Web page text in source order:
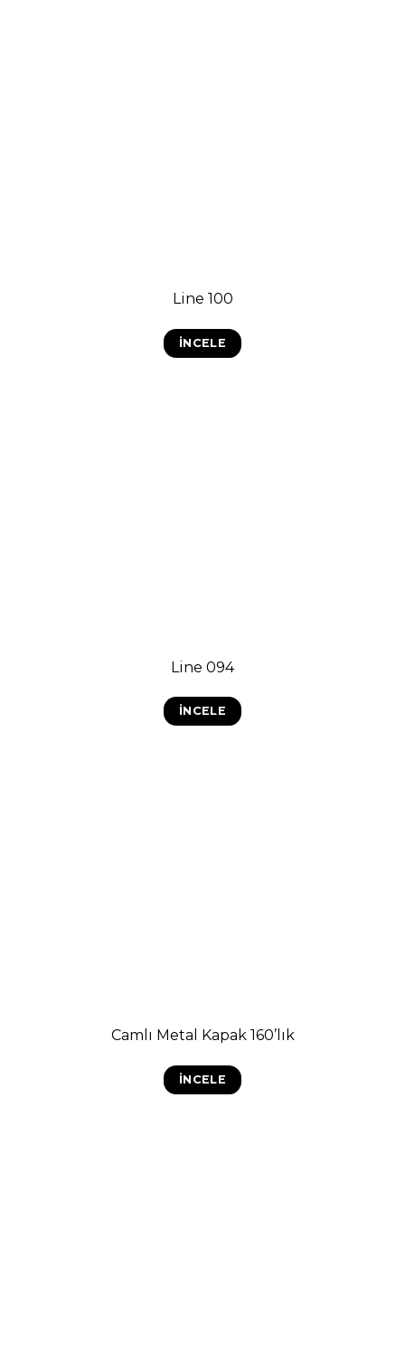
Line 100
İNCELE
Line 094
İNCELE
Camlı Metal Kapak 160’lık
İNCELE